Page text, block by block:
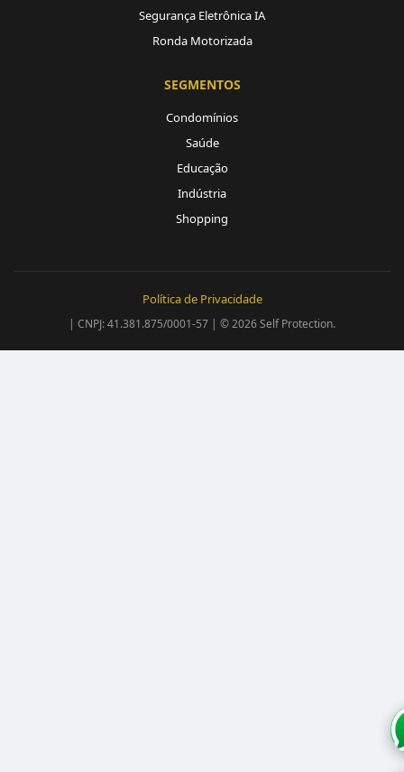
Segurança Eletrônica IA
Ronda Motorizada
SEGMENTOS
Condomínios
Saúde
Educação
Indústria
Shopping
Política de Privacidade
| CNPJ: 41.381.875/0001-57 | © 2026 Self Protection.